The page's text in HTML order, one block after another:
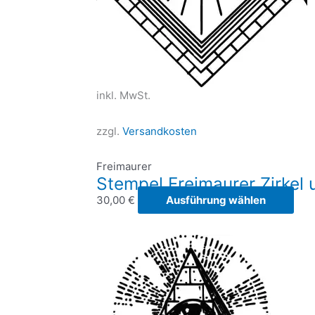
inkl. MwSt.
zzgl. Versandkosten
Freimaurer
Stempel Freimaurer Zirkel
30,00 € Ausführung wählen